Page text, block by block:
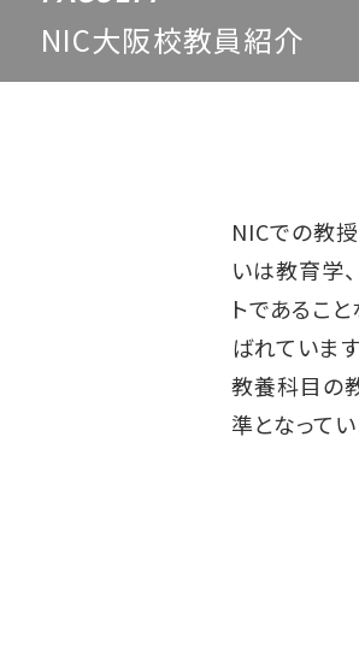
NIC大阪校教員紹介
NICでの教
いは教育学
トであるこ
ばれています
教養科目の
準となってい